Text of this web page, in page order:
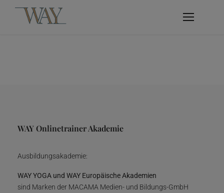
WAY Onlinetrainer Akademie
Ausbildungsakademie:
WAY YOGA und WAY Europäische Akademien
sind Marken der MACAMA Medien- und Bildungs-GmbH